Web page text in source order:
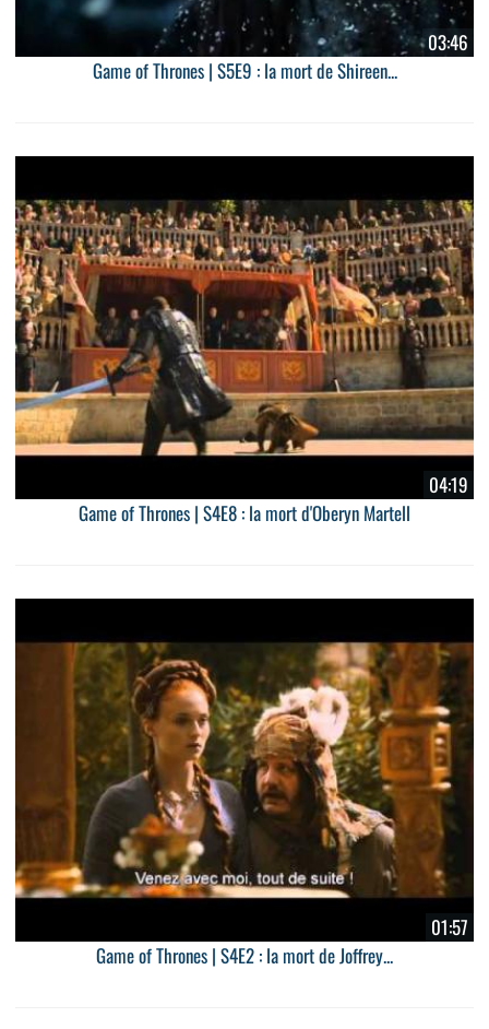
03:46
Game of Thrones | S5E9 : la mort de Shireen...
04:19
Game of Thrones | S4E8 : la mort d'Oberyn Martell
01:57
Game of Thrones | S4E2 : la mort de Joffrey...